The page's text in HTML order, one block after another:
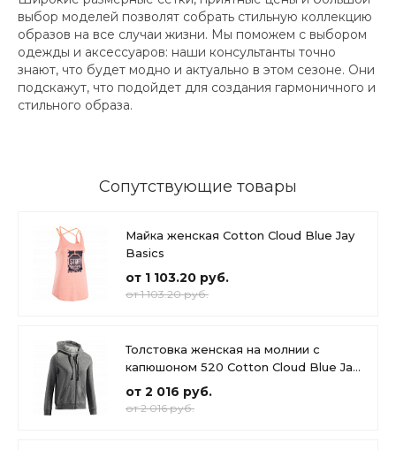
выбор моделей позволят собрать стильную коллекцию
образов на все случаи жизни. Мы поможем с выбором
одежды и аксессуаров: наши консультанты точно
знают, что будет модно и актуально в этом сезоне. Они
подскажут, что подойдет для создания гармоничного и
стильного образа.
Сопутствующие товары
Майка женская Cotton Cloud Blue Jay
Basics
от 1 103.20 руб.
от 1 103.20 руб.
Толстовка женская на молнии с
капюшоном 520 Cotton Cloud Blue Jay
Basics
от 2 016 руб.
от 2 016 руб.